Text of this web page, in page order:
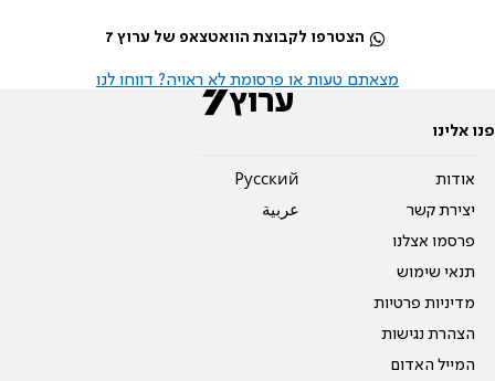
הצטרפו לקבוצת הוואטצאפ של ערוץ 7
מצאתם טעות או פרסומת לא ראויה? דווחו לנו
פנו אלינו
אודות
יצירת קשר
פרסמו אצלנו
תנאי שימוש
מדיניות פרטיות
הצהרת נגישות
המייל האדום
Pусский
عربية